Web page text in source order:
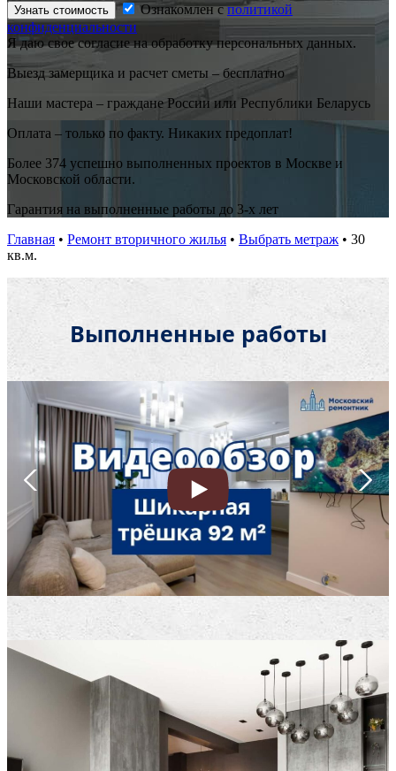
Узнать стоимость Ознакомлен сполитикой
конфиденциальности
Я даю свое согласие на обработку персональных данных.
Выезд замерщика и расчет сметы – бесплатно
Наши мастера – граждане России или Республики Беларусь
Оплата – только по факту. Никаких предоплат!
Более 374 успешно выполненных проектов в Москве и
Московской области.
Гарантия на выполненные работы до 3-х лет
Главная • Ремонт вторичного жилья • Выбрать метраж • 30
кв.м.